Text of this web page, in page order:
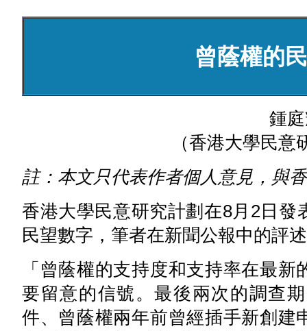
曾蔭權的
鍾
（香港大學民意
註：本文只代表作者個人意見，與
香港大學民意研究計劃在8月2日
民望數字，筆者在新聞公報中的評
「曾蔭權的支持度和支持率在最
要留意的信號。最後兩次的調查
件、曾蔭權兩年前曾經插手新創建